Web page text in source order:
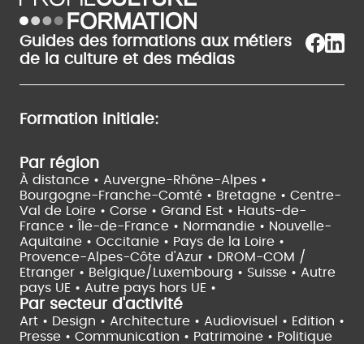
Guides des formations aux métiers
de la culture et des médias
Formation initiale:
Par région
À distance • Auvergne-Rhône-Alpes •
Bourgogne-Franche-Comté • Bretagne • Centre-
Val de Loire • Corse • Grand Est • Hauts-de-
France •
Île-de-France • Normandie • Nouvelle-
Aquitaine • Occitanie • Pays de la Loire •
Provence-Alpes-Côte d'Azur • DROM-COM /
Etranger • Belgique/Luxembourg • Suisse • Autre
pays UE • Autre pays hors UE •
Par secteur d'activité
Art • Design • Architecture • Audiovisuel • Edition •
Presse • Communication • Patrimoine • Politique